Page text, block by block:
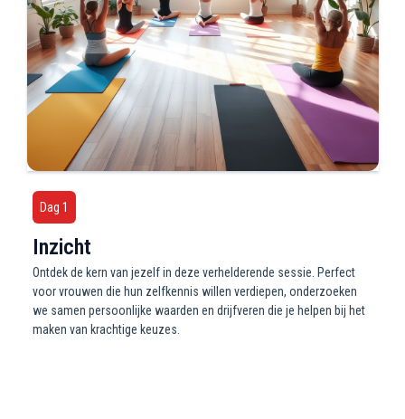
Dag 1
Inzicht
Ontdek de kern van jezelf in deze verhelderende sessie. Perfect
voor vrouwen die hun zelfkennis willen verdiepen, onderzoeken
we samen persoonlijke waarden en drijfveren die je helpen bij het
maken van krachtige keuzes.